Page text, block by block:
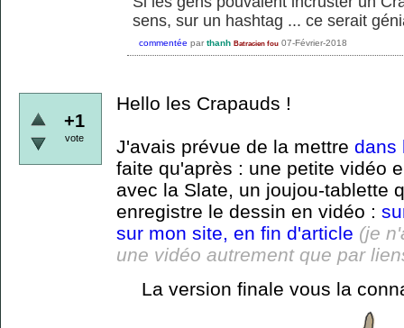
sens, sur un hashtag ... ce serait
commentée par thanh Batracien fou 07-Février-2018
+1
vote
Hello les Crapauds !
J'avais prévue de la mettre dans
faite qu'après : une petite vidéo
avec la Slate, un joujou-tablette
enregistre le dessin en vidéo :
sur mon site, en fin d'article (je
une vidéo autrement que par
La version finale vous la